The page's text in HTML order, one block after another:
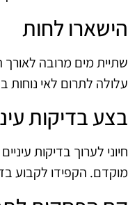
הישארו לחות
שתיית מים מרובה לאורך
עלולה לתרום לאי נוחות
בצע בדיקות
חיוני לערוך בדיקות
מוקדם. הקפידו לקבוע